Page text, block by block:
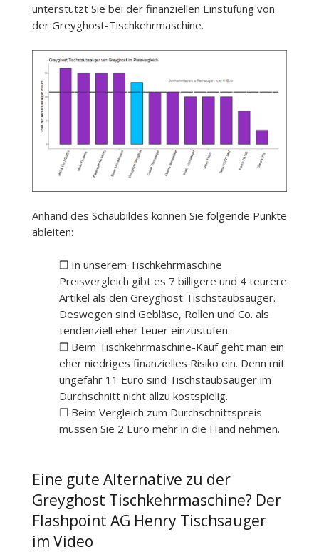
unterstützt Sie bei der finanziellen Einstufung von
der Greyghost-Tischkehrmaschine.
Anhand des Schaubildes können Sie folgende Punkte
ableiten:
❒ In unserem Tischkehrmaschine
Preisvergleich gibt es 7 billigere und 4 teurere
Artikel als den Greyghost Tischstaubsauger.
Deswegen sind Gebläse, Rollen und Co. als
tendenziell eher teuer einzustufen.
❒ Beim Tischkehrmaschine-Kauf geht man ein
eher niedriges finanzielles Risiko ein. Denn mit
ungefähr 11 Euro sind Tischstaubsauger im
Durchschnitt nicht allzu kostspielig.
❒ Beim Vergleich zum Durchschnittspreis
müssen Sie 2 Euro mehr in die Hand nehmen.
Eine gute Alternative zu der
Greyghost Tischkehrmaschine? Der
Flashpoint AG Henry Tischsauger
im Video